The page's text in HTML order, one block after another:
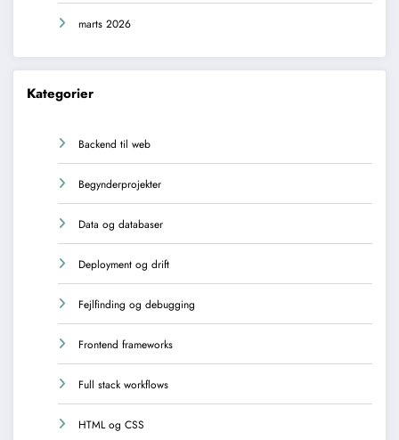
marts 2026
Kategorier
Backend til web
Begynderprojekter
Data og databaser
Deployment og drift
Fejlfinding og debugging
Frontend frameworks
Full stack workflows
HTML og CSS